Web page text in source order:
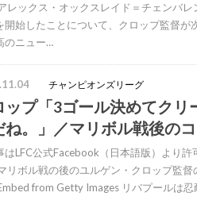
レックス・オックスレイド＝チェンバレ
開始したことについて、クロップ監督が
のニュー…
チャンピオンズリーグ
ップ「3ゴール決めてクリ
ね。」／マリボル戦後の
はLFC公式Facebook（日本語版）より許
リボル戦の後のユルゲン・クロップ監督
from Getty Images リバプールは